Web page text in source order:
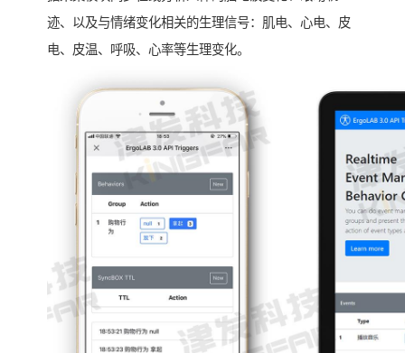
迹、以及与情绪变化相关的生理信号：肌电、心电、皮
电、皮温、呼吸、心率等生理变化。